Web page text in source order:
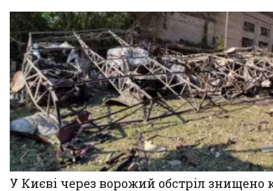
У Києві через ворожий обстріл знищено